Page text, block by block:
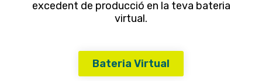
excedent de producció en la teva bateria
virtual.
Bateria Virtual